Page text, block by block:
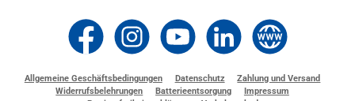
Thomashilfen bei Facebook
Thomashilfen bei Instagram
Thomashilfen bei YouTube
Thomashilfen bei LinkedIn
Zur Website von
Allgemeine Geschäftsbedingungen Datenschutz
Zahlung und Versand
Widerrufsbelehrungen
Batterieentsorgung
Impressum